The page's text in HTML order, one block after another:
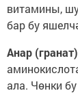
витамины,
бар бу
Анар
ала. Чөнки